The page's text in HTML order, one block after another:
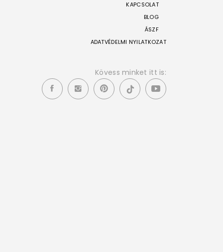
KAPCSOLAT
BLOG
ÁSZF
ADATVÉDELMI NYILATKOZAT
Kövess minket itt is: